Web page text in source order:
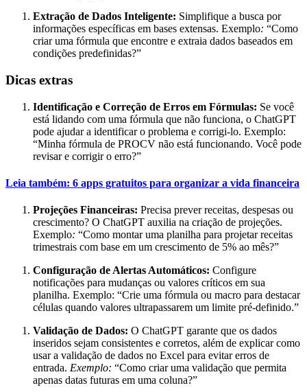
Extração de Dados Inteligente: Simplifique a busca por
informações específicas em bases extensas. Exemplo: “Como
criar uma fórmula que encontre e extraia dados baseados em
condições predefinidas?”
Dicas extras
Identificação e Correção de Erros em Fórmulas: Se você
está lidando com uma fórmula que não funciona, o ChatGPT
pode ajudar a identificar o problema e corrigi-lo. Exemplo:
“Minha fórmula de PROCV não está funcionando. Você pode
revisar e corrigir o erro?”
Leia também: 6 apps gratuitos para organizar a vida financeira
Projeções Financeiras: Precisa prever receitas, despesas ou
crescimento? O ChatGPT auxilia na criação de projeções.
Exemplo: “Como montar uma planilha para projetar receitas
trimestrais com base em um crescimento de 5% ao mês?”
Configuração de Alertas Automáticos: Configure
notificações para mudanças ou valores críticos em sua
planilha. Exemplo: “Crie uma fórmula ou macro para destacar
células quando valores ultrapassarem um limite pré-definido.”
Validação de Dados: O ChatGPT garante que os dados
inseridos sejam consistentes e corretos, além de explicar como
usar a validação de dados no Excel para evitar erros de
entrada. Exemplo: “Como criar uma validação que permita
apenas datas futuras em uma coluna?”